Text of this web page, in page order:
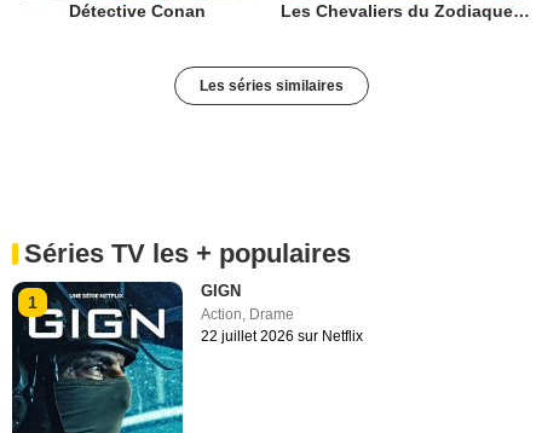
Détective Conan Les Chevaliers du Zodiaque : Chapitre Hadès - Le Sanctuaire
Les séries similaires
Séries TV les + populaires
1
GIGN
Action, Drame
22 juillet 2026 sur Netflix